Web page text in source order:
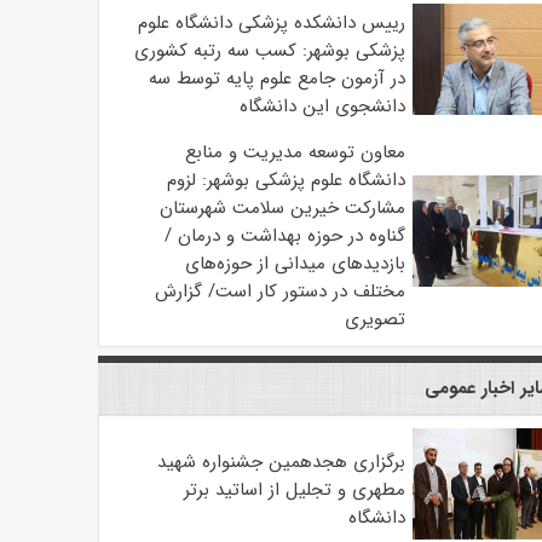
رییس دانشکده پزشکی دانشگاه علوم
پزشکی بوشهر: کسب سه رتبه کشوری
در آزمون جامع علوم پایه توسط سه
دانشجوی این دانشگاه
معاون توسعه مدیریت و منابع
دانشگاه علوم پزشکی بوشهر: لزوم
مشارکت خیرین سلامت شهرستان
گناوه در حوزه بهداشت و درمان /
بازدیدهای میدانی از حوزه‌های
مختلف در دستور کار است/ گزارش
تصویری
اخبار عمومی
برگزاری هجدهمین جشنواره شهید
مطهری و تجلیل از اساتید برتر
دانشگاه